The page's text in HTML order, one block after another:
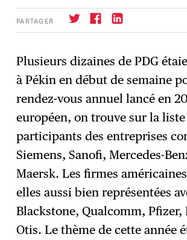
PARTAGER
→
Plusieurs dizaines de PDG
à Pékin en début de semaine
rendez-vous annuel lancé en
européen, on trouve sur la liste
participants des entreprises
Siemens, Sanofi, Mercedes-
Maersk. Les firmes
elles aussi bien représentées
Blackstone, Qualcomm, Pfizer,
Otis. Le thème de cette année